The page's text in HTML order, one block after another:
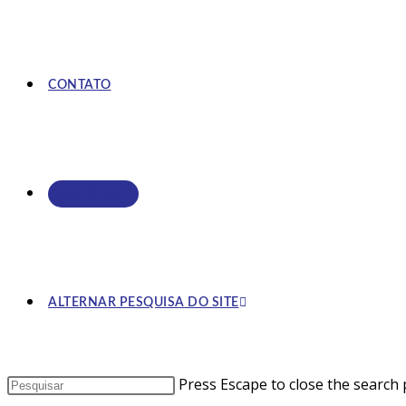
CONTATO
ALTERNAR PESQUISA DO SITE
Press Escape to close the search